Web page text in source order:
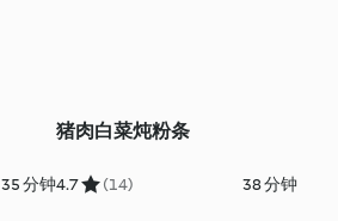
35 分钟
猪肉白菜炖粉条
4.7 (14) 38 分钟